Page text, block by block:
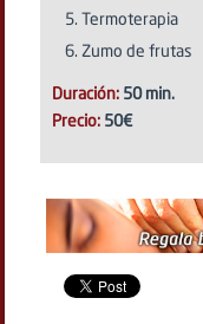
Termoterapia
Zumo de frutas
Duración: 50 min.
Precio: 50€